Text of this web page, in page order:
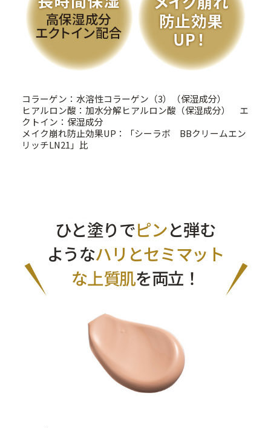
コラーゲン：水溶性コラーゲン（3）（保湿成分）
ヒアルロン酸：加水分解ヒアルロン酸（保湿成分） エ
クトイン：保湿成分
メイク崩れ防止効果UP：「シーラボ BBクリームエン
リッチLN21」比
ひと塗りでピンと弾む
ようなハリとセミマット
な上質肌を両立！